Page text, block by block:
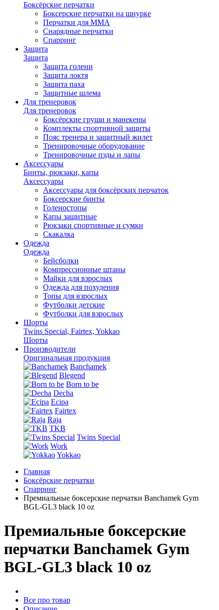
Боксёрские перчатки
Боксерские перчатки на шнурке
Перчатки для ММА
Снарядные перчатки
Спарринг
Защита
Защита
Защита голени
Защита локтя
Защита паха
Защитные шлема
Для тренеровок
Для тренеровок
Боксёрские груши и манекены
Комплекты спортивной защиты
Пояс тренера и защитный жилет
Тренировочные оборудование
Тренировочные пэды и лапы
Аксессуары
Бинты, рюкзаки, капы
Аксессуары
Аксессуары для боксёрских перчаток
Боксерские бинты
Голеностопы
Капы защитные
Рюкзаки спортивные и сумки
Скакалка
Одежда
Одежда
Бейсболки
Компрессионные штаны
Майки для взрослых
Одежда для похудения
Топы для взрослых
Футболки детские
Футболки для взрослых
Шорты
Twins Special, Fairtex, Yokkao
Шорты
Производители
Оригинальная продукция
Banchamek
Blegend
Born to be
Decha
Ecipa
Fairtex
Raja
TKB
Twins Special
Work
Yokkao
Главная
Боксёрские перчатки
Спарринг
Премиальные боксерские перчатки Banchamek Gym
BGL-GL3 black 10 oz
Премиальные боксерские
перчатки Banchamek Gym
BGL-GL3 black 10 oz
Все про товар